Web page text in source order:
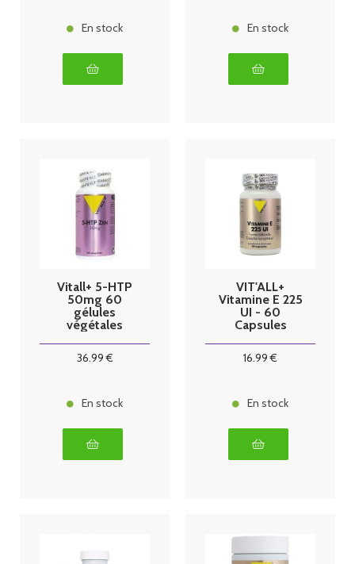
En stock En stock
Vitall+ 5-HTP
50mg 60
gélules
végétales
36.99€
En stock
VIT'ALL+
Vitamine E 225
UI - 60
Capsules
16.99 €
En stock